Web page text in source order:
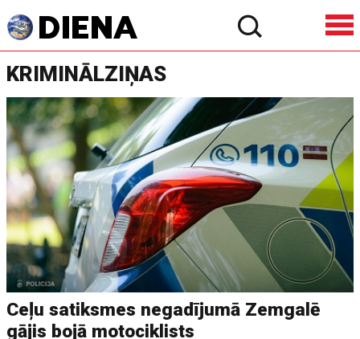
KRIMINĀLZIŅAS
Ceļu satiksmes negadījumā Zemgalē
gājis bojā motociklists